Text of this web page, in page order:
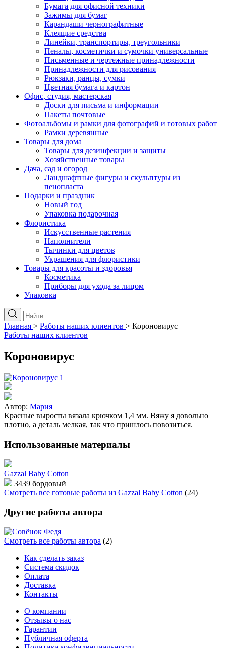
Бумага для офисной техники
Зажимы для бумаг
Карандаши чернографитные
Клеящие средства
Линейки, транспортиры, треугольники
Пеналы, косметички и сумочки универсальные
Письменные и чертежные принадлежности
Принадлежности для рисования
Рюкзаки, ранцы, сумки
Цветная бумага и картон
Офис, студия, мастерская
Доски для письма и информации
Пакеты почтовые
Фотоальбомы и рамки для фотографий и готовых работ
Рамки деревянные
Товары для дома
Товары для дезинфекции и защиты
Хозяйственные товары
Дача, сад и огород
Ландшафтные фигуры и скульптуры из
пенопласта
Подарки и праздник
Новый год
Упаковка подарочная
Флористика
Искусственные растения
Наполнители
Тычинки для цветов
Украшения для флористики
Товары для красоты и здоровья
Косметика
Приборы для ухода за лицом
Упаковка
Главная > Работы наших клиентов > Короновирус
Работы наших клиентов
Короновирус
Автор: Мария
Красные выросты вязала крючком 1,4 мм. Вяжу я довольно
плотно, а деталь мелкая, так что пришлось повозиться.
Использованные материалы
Gazzal Baby Cotton
3439 бордовый
Смотреть все готовые работы из Gazzal Baby Cotton (24)
Другие работы автора
Смотреть все работы автора (2)
Как сделать заказ
Система скидок
Оплата
Доставка
Контакты
О компании
Отзывы о нас
Гарантии
Публичная оферта